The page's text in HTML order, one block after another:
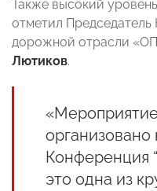
Также высокий
отметил
дорожной отрасли
Лютиков.
Конференция
это одна из